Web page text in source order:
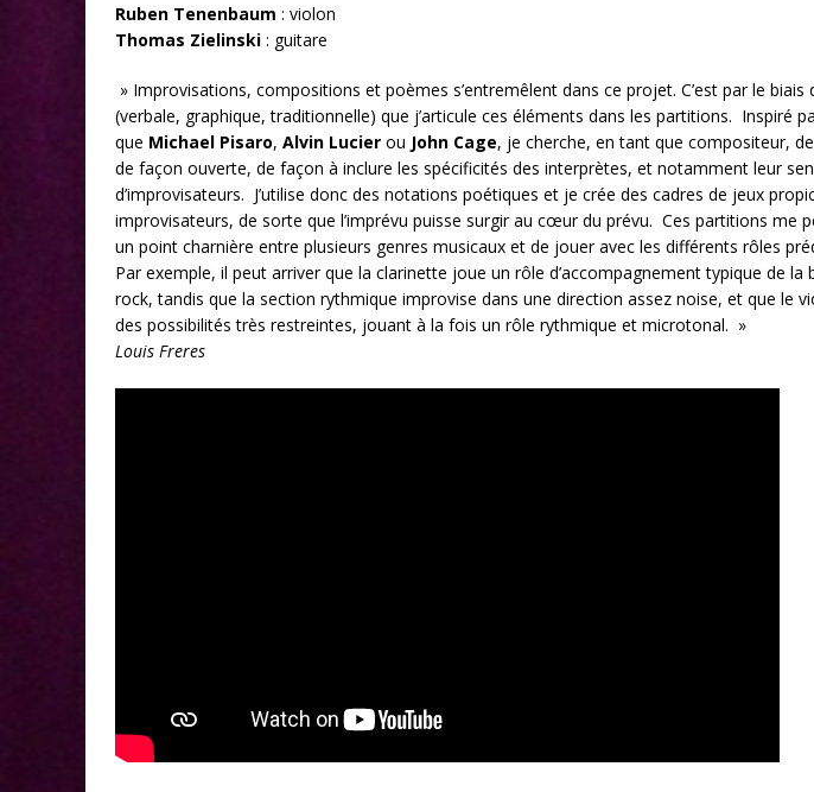
Ruben Tenenbaum : violon
Thomas Zielinski : guitare
» Improvisations, compositions et poèmes s’entremêlent dans ce projet. C’est par le
(verbale, graphique, traditionnelle) que j’articule ces éléments dans les partitions. Inspiré
que Michael Pisaro, Alvin Lucier ou John Cage, je cherche, en tant que compositeur,
de façon ouverte, de façon à inclure les spécificités des interprètes, et notamment leur
d’improvisateurs. J’utilise donc des notations poétiques et je crée des cadres de jeux
improvisateurs, de sorte que l’imprévu puisse surgir au cœur du prévu. Ces partitions me
un point charnière entre plusieurs genres musicaux et de jouer avec les différents rôles
Par exemple, il peut arriver que la clarinette joue un rôle d’accompagnement typique de la
rock, tandis que la section rythmique improvise dans une direction assez noise, et que le
des possibilités très restreintes, jouant à la fois un rôle rythmique et microtonal. »
Louis Freres